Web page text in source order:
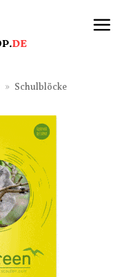
» Schulblöcke